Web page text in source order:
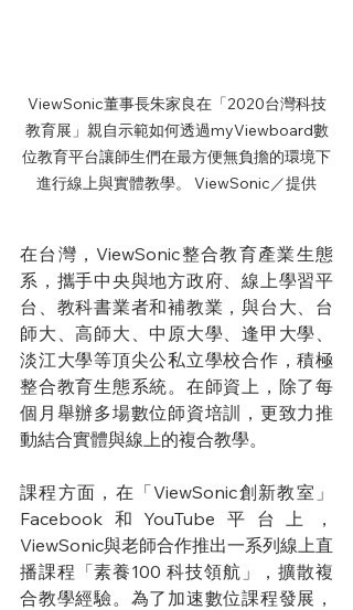
ViewSonic董事長朱家良在「2020台灣科技
教育展」親自示範如何透過myViewboard數
位教育平台讓師生們在最方便無負擔的環境下
進行線上與實體教學。 ViewSonic／提供
在台灣，ViewSonic整合教育產業生態
系，攜手中央與地方政府、線上學習平
台、教科書業者和補教業，與台大、台
師大、高師大、中原大學、逢甲大學、
淡江大學等頂尖公私立學校合作，積極
整合教育生態系統。在師資上，除了每
個月舉辦多場數位師資培訓，更致力推
動結合實體與線上的複合教學。
課程方面，在「ViewSonic創新教室」
Facebook和YouTube平台上，
ViewSonic與老師合作推出一系列線上直
播課程「素養100 科技領航」，擴散複
合教學經驗。為了加速數位課程發展，